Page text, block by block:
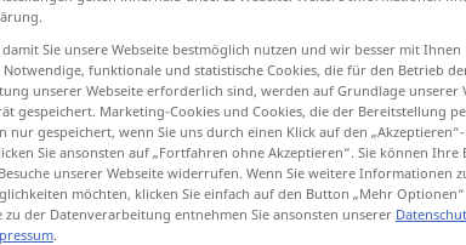
Sie unsere Webseite bestmöglich nutzen und wir besser mit Ihnen
funktionale und statistische Cookies, die für den Betrieb
unserer Webseite erforderlich sind, werden auf Grundlage unserer
gespeichert. Marketing-Cookies und Cookies, die der Bereitstellung
nur gespeichert, wenn Sie uns durch einen Klick auf den
Sie ansonsten auf „Fortfahren ohne Akzeptieren“. Sie können
unserer Webseite widerrufen. Wenn Sie weitere Informationen
möchten, klicken Sie einfach auf den Button „Mehr
zu der Datenverarbeitung entnehmen Sie ansonsten unserer
.